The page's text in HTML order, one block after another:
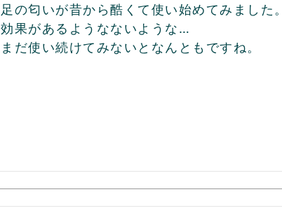
足の匂いが昔から酷くて使い始めてみました。
効果があるようなないような…
まだ使い続けてみないとなんともですね。